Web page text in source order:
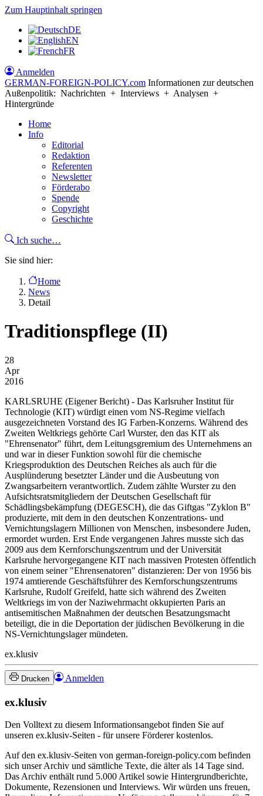
Zum Hauptinhalt springen
DE
EN
FR
Anmelden
GERMAN-FOREIGN-POLICY.com Informationen zur deutschen
Außenpolitik: Nachrichten + Interviews + Analysen +
Hintergründe
Home
Info
Editorial
Redaktion
Referenten
Newsletter
Förderabo
Spende
Copyright
Geschichte
Ich suche…
Sie sind hier:
Home
News
Detail
Traditionspflege (II)
28
Apr
2016
KARLSRUHE (Eigener Bericht) - Das Karlsruher Institut für
Technologie (KIT) würdigt einen vom NS-Regime vielfach
ausgezeichneten Vorstand des IG Farben-Konzerns. Während des
Zweiten Weltkriegs gehörte Carl Wurster, den das KIT als
"Ehrensenator" führt, dem Leitungsgremium des Unternehmens an
und war in dieser Funktion sowohl für die chemische
Kriegsproduktion des Deutschen Reiches als auch für die
Ausplünderung besetzter Länder und die Ausbeutung von
Zwangsarbeitern verantwortlich. Zudem zählte Wurster zu den
Aufsichtsratsmitgliedern der Deutschen Gesellschaft für
Schädlingsbekämpfung (DEGESCH), die das Giftgas "Zyklon B"
produzierte, mit dem in den deutschen Konzentrations- und
Vernichtungslagern Millionen von Menschen, insbesondere Juden,
ermordet wurden. Erst Ende vergangenen Jahres musste sich das
2009 aus dem Kernforschungszentrum und der Universität
Karlsruhe hervorgegangene KIT nach massiven Protesten öffentlich
von einem seiner "Ehrensenatoren" distanzieren: Der von 1956 bis
1974 amtierende Geschäftsführer des Kernforschungszentrums
Karlsruhe, Rudolf Greifeld, hatte sich während des Zweiten
Weltkriegs im von der Naziwehrmacht okkupierten Paris an
antisemitischen Maßnahmen der deutschen Besatzungsmacht
beteiligt, die in die Deportation der jüdischen Bevölkerung in die
NS-Vernichtungslager mündeten.
ex.klusiv
Drucken Anmelden
ex.klusiv
Den Volltext zu diesem Informationsangebot finden Sie auf
unseren ex.klusiv-Seiten - für unsere Förderer kostenlos.
Auf den ex.klusiv-Seiten von german-foreign-policy.com befinden
sich unser Archiv und sämtliche Texte, die älter als 14 Tage sind.
Das Archiv enthält rund 5.000 Artikel sowie Hintergrundberichte,
Dokumente, Rezensionen und Interviews. Wir würden uns freuen,